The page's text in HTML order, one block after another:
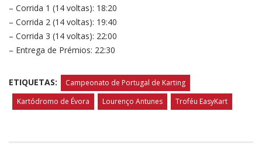
– Corrida 1 (14 voltas): 18:20
– Corrida 2 (14 voltas): 19:40
– Corrida 3 (14 voltas): 22:00
– Entrega de Prémios: 22:30
ETIQUETAS:
Campeonato de Portugal de Karting
Kartódromo de Évora
Lourenço Antunes Troféu EasyKart